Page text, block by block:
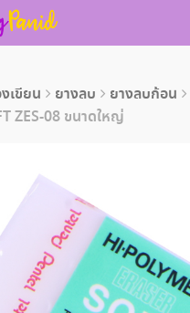
เขียน ยางลบ ยางลบก้อน
ZES-08 ขนาดใหญ่